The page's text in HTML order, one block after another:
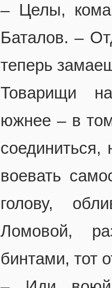
– Целы,
Баталов. –
теперь
Товарищи
южнее – в
воевать
голову,
Ломовой,
бинтами, тот